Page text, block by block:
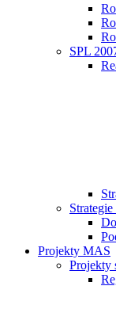
SPL
Projekty MAS
Projekty